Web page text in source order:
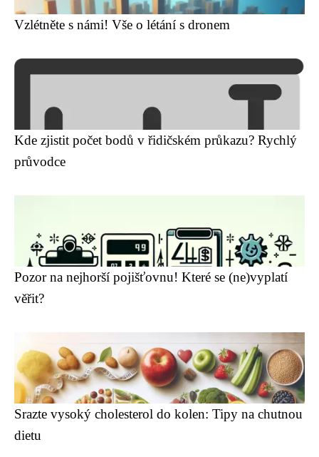
Vzlétněte s námi! Vše o létání s dronem
Kde zjistit počet bodů v řidičském průkazu? Rychlý
průvodce
Pozor na nejhorší pojišťovnu! Které se (ne)vyplatí
věřit?
Srazte vysoký cholesterol do kolen: Tipy na chutnou
dietu